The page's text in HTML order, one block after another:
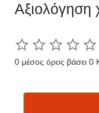
Αξιολόγηση
0 μέσος όρος βάσει 0